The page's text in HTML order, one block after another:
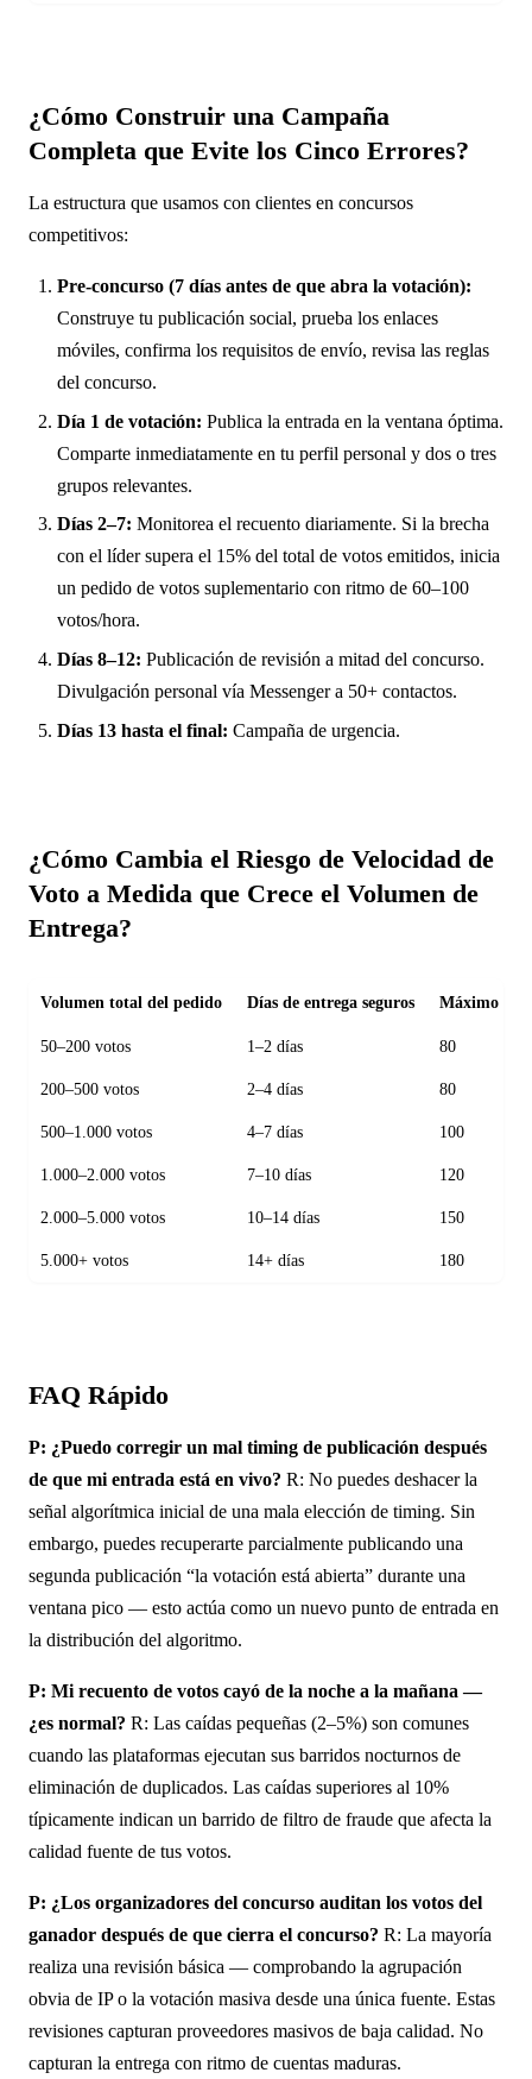
¿Cómo Construir una Campaña
Completa que Evite los Cinco Errores?
La estructura que usamos con clientes en concursos
competitivos:
Pre-concurso (7 días antes de que abra la votación):
Construye tu publicación social, prueba los enlaces
móviles, confirma los requisitos de envío, revisa las reglas
del concurso.
Día 1 de votación: Publica la entrada en la ventana óptima.
Comparte inmediatamente en tu perfil personal y dos o tres
grupos relevantes.
Días 2–7: Monitorea el recuento diariamente. Si la brecha
con el líder supera el 15% del total de votos emitidos, inicia
un pedido de votos suplementario con ritmo de 60–100
votos/hora.
Días 8–12: Publicación de revisión a mitad del concurso.
Divulgación personal vía Messenger a 50+ contactos.
Días 13 hasta el final: Campaña de urgencia.
¿Cómo Cambia el Riesgo de Velocidad de
Voto a Medida que Crece el Volumen de
Entrega?
Volumen total del pedido Días de entrega seguros Máximo
50–200 votos 1–2 días 80
200–500 votos 2–4 días 80
500–1.000 votos 4–7 días 100
1.000–2.000 votos 7–10 días 120
2.000–5.000 votos 10–14 días 150
5.000+ votos 14+ días 180
FAQ Rápido
P: ¿Puedo corregir un mal timing de publicación después
de que mi entrada está en vivo? R: No puedes deshacer la
señal algorítmica inicial de una mala elección de timing. Sin
embargo, puedes recuperarte parcialmente publicando una
segunda publicación “la votación está abierta” durante una
ventana pico — esto actúa como un nuevo punto de entrada en
la distribución del algoritmo.
P: Mi recuento de votos cayó de la noche a la mañana —
¿es normal? R: Las caídas pequeñas (2–5%) son comunes
cuando las plataformas ejecutan sus barridos nocturnos de
eliminación de duplicados. Las caídas superiores al 10%
típicamente indican un barrido de filtro de fraude que afecta la
calidad fuente de tus votos.
P: ¿Los organizadores del concurso auditan los votos del
ganador después de que cierra el concurso? R: La mayoría
realiza una revisión básica — comprobando la agrupación
obvia de IP o la votación masiva desde una única fuente. Estas
revisiones capturan proveedores masivos de baja calidad. No
capturan la entrega con ritmo de cuentas maduras.